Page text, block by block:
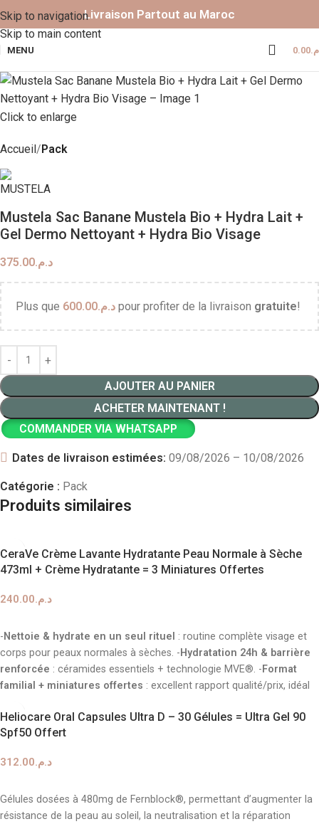
Skip to navigation
Skip to main content
Livraison Partout au Maroc
MENU 0.00
Click to enlarge
Accueil Pack
Mustela Sac Banane Mustela Bio + Hydra Lait +
Gel Dermo Nettoyant + Hydra Bio Visage
د.م.375.00
Plus que د.م.600.00 pour profiter de la livraison gratuite!
AJOUTER AU PANIER
ACHETER MAINTENANT !
COMMANDER VIA WHATSAPP
Dates de livraison estimées: 09/08/2026 – 10/08/2026
Catégorie : Pack
Produits similaires
CeraVe Crème Lavante Hydratante Peau Normale à Sèche
473ml + Crème Hydratante = 3 Miniatures Offertes
د.م.240.00
- Nettoie & hydrate en un seul rituel : routine complète visage et
corps pour peaux normales à sèches. - Hydratation 24h & barrière
renforcée : céramides essentiels + technologie MVE®. - Format
familial + miniatures offertes : excellent rapport qualité/prix, idéal
Heliocare Oral Capsules Ultra D – 30 Gélules = Ultra Gel 90
Spf50 Offert
د.م.312.00
Gélules dosées à 480mg de Fernblock®, permettant d’augmenter la
résistance de la peau au soleil, la neutralisation et la réparation